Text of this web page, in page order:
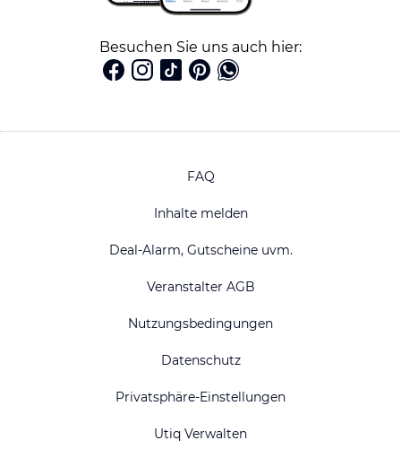
Besuchen Sie uns auch hier:
FAQ
Inhalte melden
Deal-Alarm, Gutscheine uvm.
Veranstalter AGB
Nutzungsbedingungen
Datenschutz
Privatsphäre-Einstellungen
Utiq Verwalten